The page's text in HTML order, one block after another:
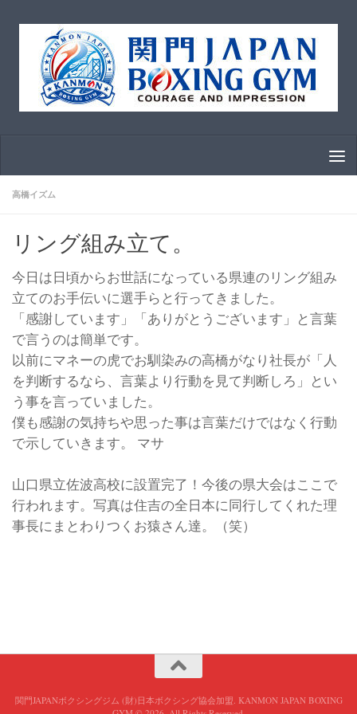
コンテンツへスキップ
高橋イズム
リング組み立て。
今日は日頃からお世話になっている県連のリング組み
立てのお手伝いに選手らと行ってきました。
「感謝しています」「ありがとうございます」と言葉
で言うのは簡単です。
以前にマネーの虎でお馴染みの高橋がなり社長が「人
を判断するなら、言葉より行動を見て判断しろ」とい
う事を言っていました。
僕も感謝の気持ちや思った事は言葉だけではなく行動
で示していきます。 マサ
山口県立佐波高校に設置完了！今後の県大会はここで
行われます。写真は住吉の全日本に同行してくれた理
事長にまとわりつくお猿さん達。（笑）
関門JAPANボクシングジム (財)日本ボクシング協会加盟. KANMON JAPAN BOXING